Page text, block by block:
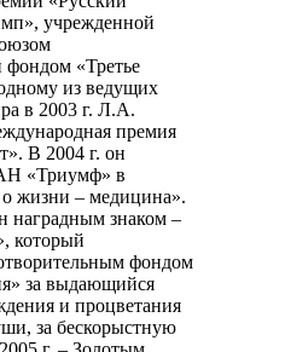
учрежденной
«Третье
из ведущих
в 2003 г. Л.А.
премия
В 2004 г. он
«Триумф» в
жизни – медицина».
наградным знаком –
который
фондом
за выдающийся
и процветания
за бескорыстную